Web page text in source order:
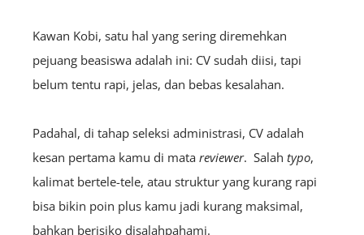
Kawan Kobi, satu hal yang sering diremehkan
pejuang beasiswa adalah ini: CV sudah diisi, tapi
belum tentu rapi, jelas, dan bebas kesalahan.
Padahal, di tahap seleksi administrasi, CV adalah
kesan pertama kamu di mata reviewer. Salah typo,
kalimat bertele-tele, atau struktur yang kurang rapi
bisa bikin poin plus kamu jadi kurang maksimal,
bahkan berisiko disalahpahami.